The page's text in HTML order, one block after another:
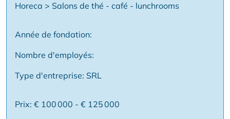
Horeca > Salons de thé - café - lunchrooms
Année de fondation:
Nombre d'employés:
Type d'entreprise: SRL
Prix: € 100 000 - € 125 000